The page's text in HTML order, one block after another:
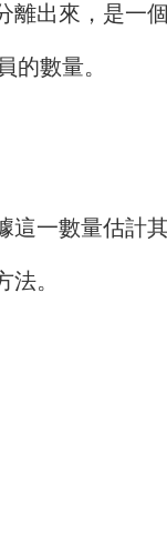
出來，是一
的數量。
一數量估計其
。